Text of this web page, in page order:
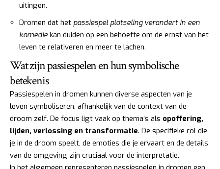
uitingen.
Dromen dat het passiespel plotseling verandert in een
komediekan duiden op een behoefte om de ernst van het
leven te relativeren en meer te lachen.
Wat zijn passiespelen en hun symbolische
betekenis
Passiespelen in dromen kunnen diverse aspecten van je
leven symboliseren, afhankelijk van de context van de
droom zelf. De focus ligt vaak op thema’s als opoffering,
lijden, verlossing en transformatie. De specifieke rol die
je in de droom speelt, de emoties die je ervaart en de details
van de omgeving zijn cruciaal voor de interpretatie.